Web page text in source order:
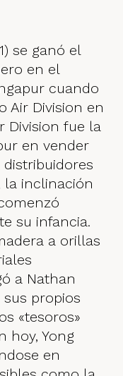
se ganó el
en el
cuando
Air Division en
Division fue la
en vender
la inclinación
su infancia.
a orillas
a Nathan
propios
«tesoros»
hoy, Yong
en